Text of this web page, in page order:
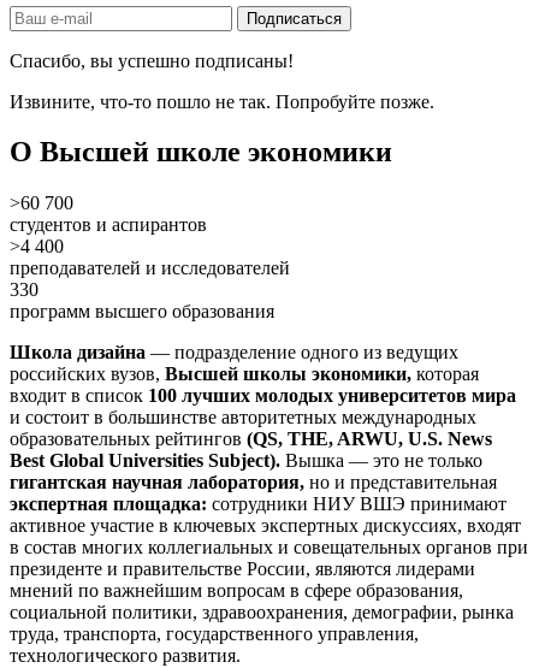
Спасибо, вы успешно подписаны!
Извините, что-то пошло не так. Попробуйте позже.
О Высшей школе экономики
>60 700
студентов и аспирантов
>4 400
преподавателей и исследователей
330
программ высшего образования
Школа дизайна — подразделение одного из ведущих
российских вузов, Высшей школы экономики, которая
входит в список 100 лучших молодых университетов мира
и состоит в большинстве авторитетных международных
образовательных рейтингов (QS, THE, ARWU, U.S. News
Best Global Universities Subject). Вышка — это не только
гигантская научная лаборатория, но и представительная
экспертная площадка: сотрудники НИУ ВШЭ принимают
активное участие в ключевых экспертных дискуссиях, входят
в состав многих коллегиальных и совещательных органов при
президенте и правительстве России, являются лидерами
мнений по важнейшим вопросам в сфере образования,
социальной политики, здравоохранения, демографии, рынка
труда, транспорта, государственного управления,
технологического развития.